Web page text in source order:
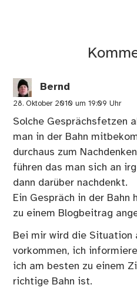
Bernd
28. Oktober 2010 um 19:09 Uhr
Solche Gesprächsfetzen
man in der Bahn
durchaus zum
führen das man sich an
dann darüber nachdenkt.
Ein Gespräch in der Bahn
zu einem Blogbeitrag
Bei mir wird die Situation
vorkommen, ich
ich am besten zu einem
richtige Bahn ist.